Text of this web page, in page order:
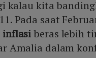
kalau kita
Pada saat
inflasiberas lebih
Amalia dalam